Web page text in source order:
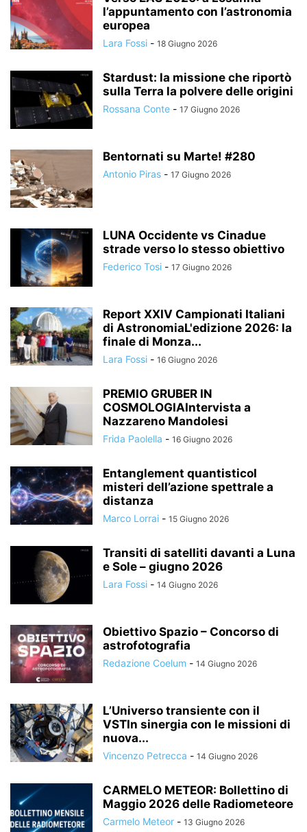
l’appuntamento con l’astronomia
europea
Lara Fossi - 18 Giugno 2026
Stardust: la missione che riportò
sulla Terra la polvere delle origini
Rossana Conte - 17 Giugno 2026
Bentornati su Marte! #280
Antonio Piras - 17 Giugno 2026
LUNA Occidente vs Cinadue
strade verso lo stesso obiettivo
Federico Tosi - 17 Giugno 2026
Report XXIV Campionati Italiani
di AstronomiaL'edizione 2026: la
finale di Monza...
Lara Fossi - 16 Giugno 2026
PREMIO GRUBER IN
COSMOLOGIAIntervista a
Nazzareno Mandolesi
Frida Paolella - 16 Giugno 2026
Entanglement quantisticoI
misteri dell’azione spettrale a
distanza
Marco Lorrai - 15 Giugno 2026
Transiti di satelliti davanti a Luna
e Sole – giugno 2026
Lara Fossi - 14 Giugno 2026
Obiettivo Spazio – Concorso di
astrofotografia
Redazione Coelum - 14 Giugno 2026
L’Universo transiente con il
VSTIn sinergia con le missioni di
nuova...
Vincenzo Petrecca - 14 Giugno 2026
CARMELO METEOR: Bollettino di
Maggio 2026 delle Radiometeore
Carmelo Meteor - 13 Giugno 2026